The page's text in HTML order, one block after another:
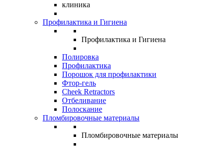
клиника
Профилактика и Гигиена
Профилактика и Гигиена
Полировка
Профилактика
Порошок для профилактики
Фтор-гель
Cheek Retractors
Отбеливание
Полоскание
Пломбировочные материалы
Пломбировочные материалы